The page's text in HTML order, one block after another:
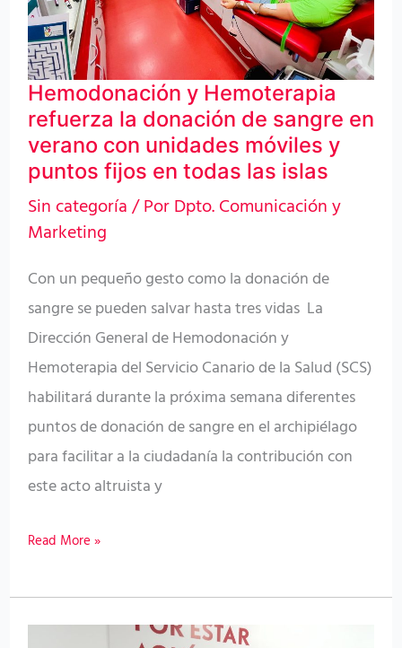
Hemodonación y Hemoterapia
refuerza la donación de sangre en
verano con unidades móviles y
puntos fijos en todas las islas
Sin categoría/ PorDpto. Comunicación y
Marketing
Con un pequeño gesto como la donación de
sangre se pueden salvar hasta tres vidas La
Dirección General de Hemodonación y
Hemoterapia del Servicio Canario de la Salud (SCS)
habilitará durante la próxima semana diferentes
puntos de donación de sangre en el archipiélago
para facilitar a la ciudadanía la contribución con
este acto altruista y
de
sangre
en
verano
con
unidades
móviles
fijos
en
todas
las
islas
Read More »